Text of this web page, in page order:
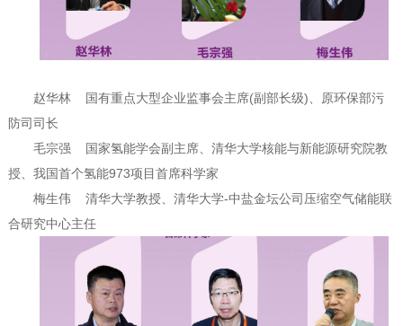
赵华林
国有重点大型企业监事会主席(副部长级)、原环保部污
防司司长
毛宗强
国家氢能学会副主席、清华大学核能与新能源研究院教
授、我国首个氢能973项目首席科学家
梅生伟 清华大学教授、清华大学-中盐金坛公司压缩空气储能联
合研究中心主任